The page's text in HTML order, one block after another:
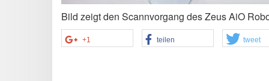
Bild zeigt den Scannvorgang des Zeus AiO
+1 teilen tweet